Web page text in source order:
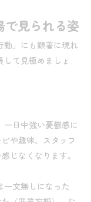
で見られる姿
動」にも顕著に現れ
て見極めましょ
一日中強い憂鬱感に
や趣味、スタッフ
じなくなります。
一文無しになった